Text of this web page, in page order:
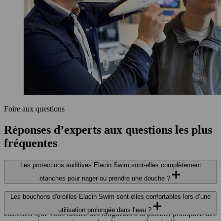
Foire aux questions
Réponses d’experts aux questions les plus
fréquentes
Les protections auditives Elacin Swim sont-elles complètement
étanches pour nager ou prendre une douche ?
Absolument.Les protections auditivesElacin Swimsur mesure
s’ajustent parfaitement à votre conduit auditif et sont entièrement
étanches. Que vous fassiez des longueurs à la piscine, pratiquiez des
Les bouchons d'oreilles Elacin Swim sont-elles confortables lors d’une
utilisation prolongée dans l’eau ?